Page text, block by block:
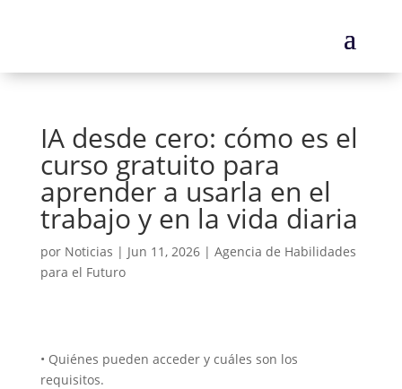
IA desde cero: cómo es el
curso gratuito para
aprender a usarla en el
trabajo y en la vida diaria
por Noticias | Jun 11, 2026| Agencia de Habilidades
para el Futuro
• Quiénes pueden acceder y cuáles son los
requisitos.